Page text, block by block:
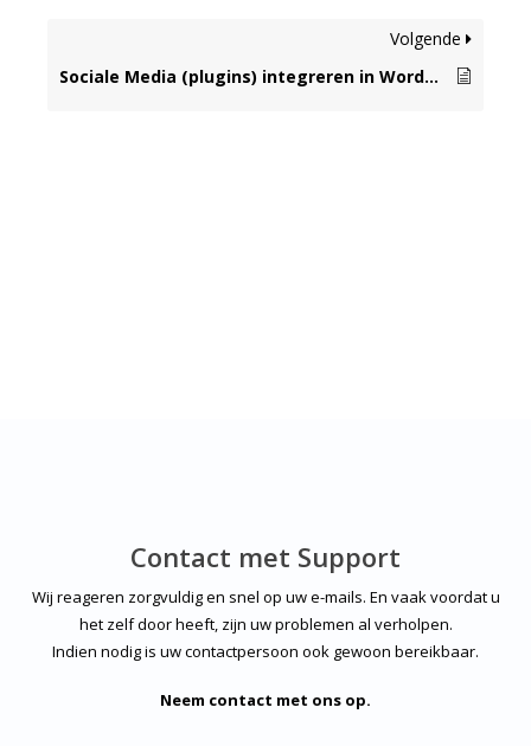
Volgende
Sociale Media (plugins) integreren in WordPress
Contact met Support
Wij reageren zorgvuldig en snel op uw e-mails. En vaak voordat u
het zelf door heeft, zijn uw problemen al verholpen.
Indien nodig is uw contactpersoon ook gewoon bereikbaar.
Neem contact met ons op.